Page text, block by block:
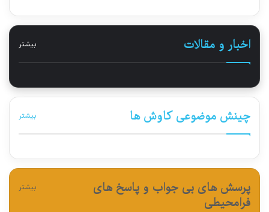
اخبار و مقالات بیشتر
چینش موضوعی کاوش ها بیشتر
پرسش های بی جواب و پاسخ های
فرامحیطی
بیشتر